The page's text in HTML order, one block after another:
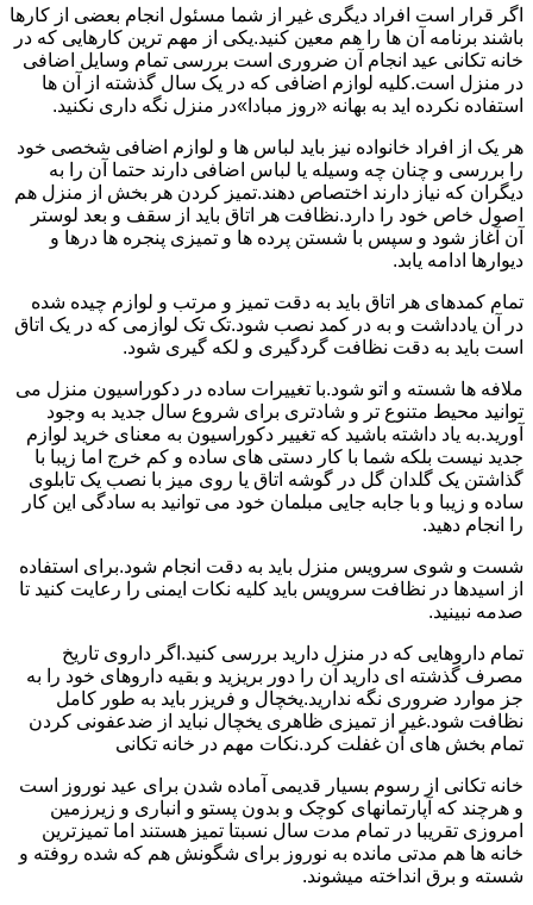
اگر قرار است افراد دیگری غیر از شما مسئول انجام بعضی از کارها
باشند برنامه آن ها را هم معین کنید.یکی از مهم ترین کارهایی که در
خانه تکانی عید انجام آن ضروری است بررسی تمام وسایل اضافی
در منزل است.کلیه لوازم اضافی که در یک سال گذشته از آن ها
استفاده نکرده اید به بهانه «روز مبادا»در منزل نگه داری نکنید.
هر یک از افراد خانواده نیز باید لباس ها و لوازم اضافی شخصی خود
را بررسی و چنان چه وسیله یا لباس اضافی دارند حتما آن را به
دیگران که نیاز دارند اختصاص دهند.تمیز کردن هر بخش از منزل هم
اصول خاص خود را دارد.نظافت هر اتاق باید از سقف و بعد لوستر
آن آغاز شود و سپس با شستن پرده ها و تمیزی پنجره ها درها و
دیوارها ادامه یابد.
تمام کمدهای هر اتاق باید به دقت تمیز و مرتب و لوازم چیده شده
در آن یادداشت و به در کمد نصب شود.تک تک لوازمی که در یک اتاق
است باید به دقت نظافت گردگیری و لکه گیری شود.
ملافه ها شسته و اتو شود.با تغییرات ساده در دکوراسیون منزل می
توانید محیط متنوع تر و شادتری برای شروع سال جدید به وجود
آورید.به یاد داشته باشید که تغییر دکوراسیون به معنای خرید لوازم
جدید نیست بلکه شما با کار دستی های ساده و کم خرج اما زیبا با
گذاشتن یک گلدان گل در گوشه اتاق یا روی میز با نصب یک تابلوی
ساده و زیبا و با جابه جایی مبلمان خود می توانید به سادگی این کار
را انجام دهید.
شست و شوی سرویس منزل باید به دقت انجام شود.برای استفاده
از اسیدها در نظافت سرویس باید کلیه نکات ایمنی را رعایت کنید تا
صدمه نبینید.
تمام داروهایی که در منزل دارید بررسی کنید.اگر داروی تاریخ
مصرف گذشته ای دارید آن را دور بریزید و بقیه داروهای خود را به
جز موارد ضروری نگه ندارید.یخچال و فریزر باید به طور کامل
نظافت شود.غیر از تمیزی ظاهری یخچال نباید از ضدعفونی کردن
تمام بخش های آن غفلت کرد.نکات مهم در خانه تکانی
خانه تکانی از رسوم بسیار قدیمی آماده شدن برای عید نوروز است
و هرچند که آپارتمانهای کوچک و بدون پستو و انباری و زیرزمین
امروزی تقریبا در تمام مدت سال نسبتا تمیز هستند اما تمیزترین
خانه ها هم مدتی مانده به نوروز برای شگونش هم که شده روفته و
شسته و برق انداخته میشوند.